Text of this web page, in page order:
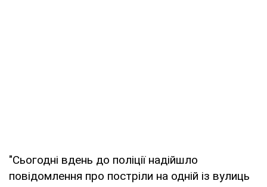
"Сьогодні вдень до поліції надійшло
повідомлення про постріли на одній із вулиць